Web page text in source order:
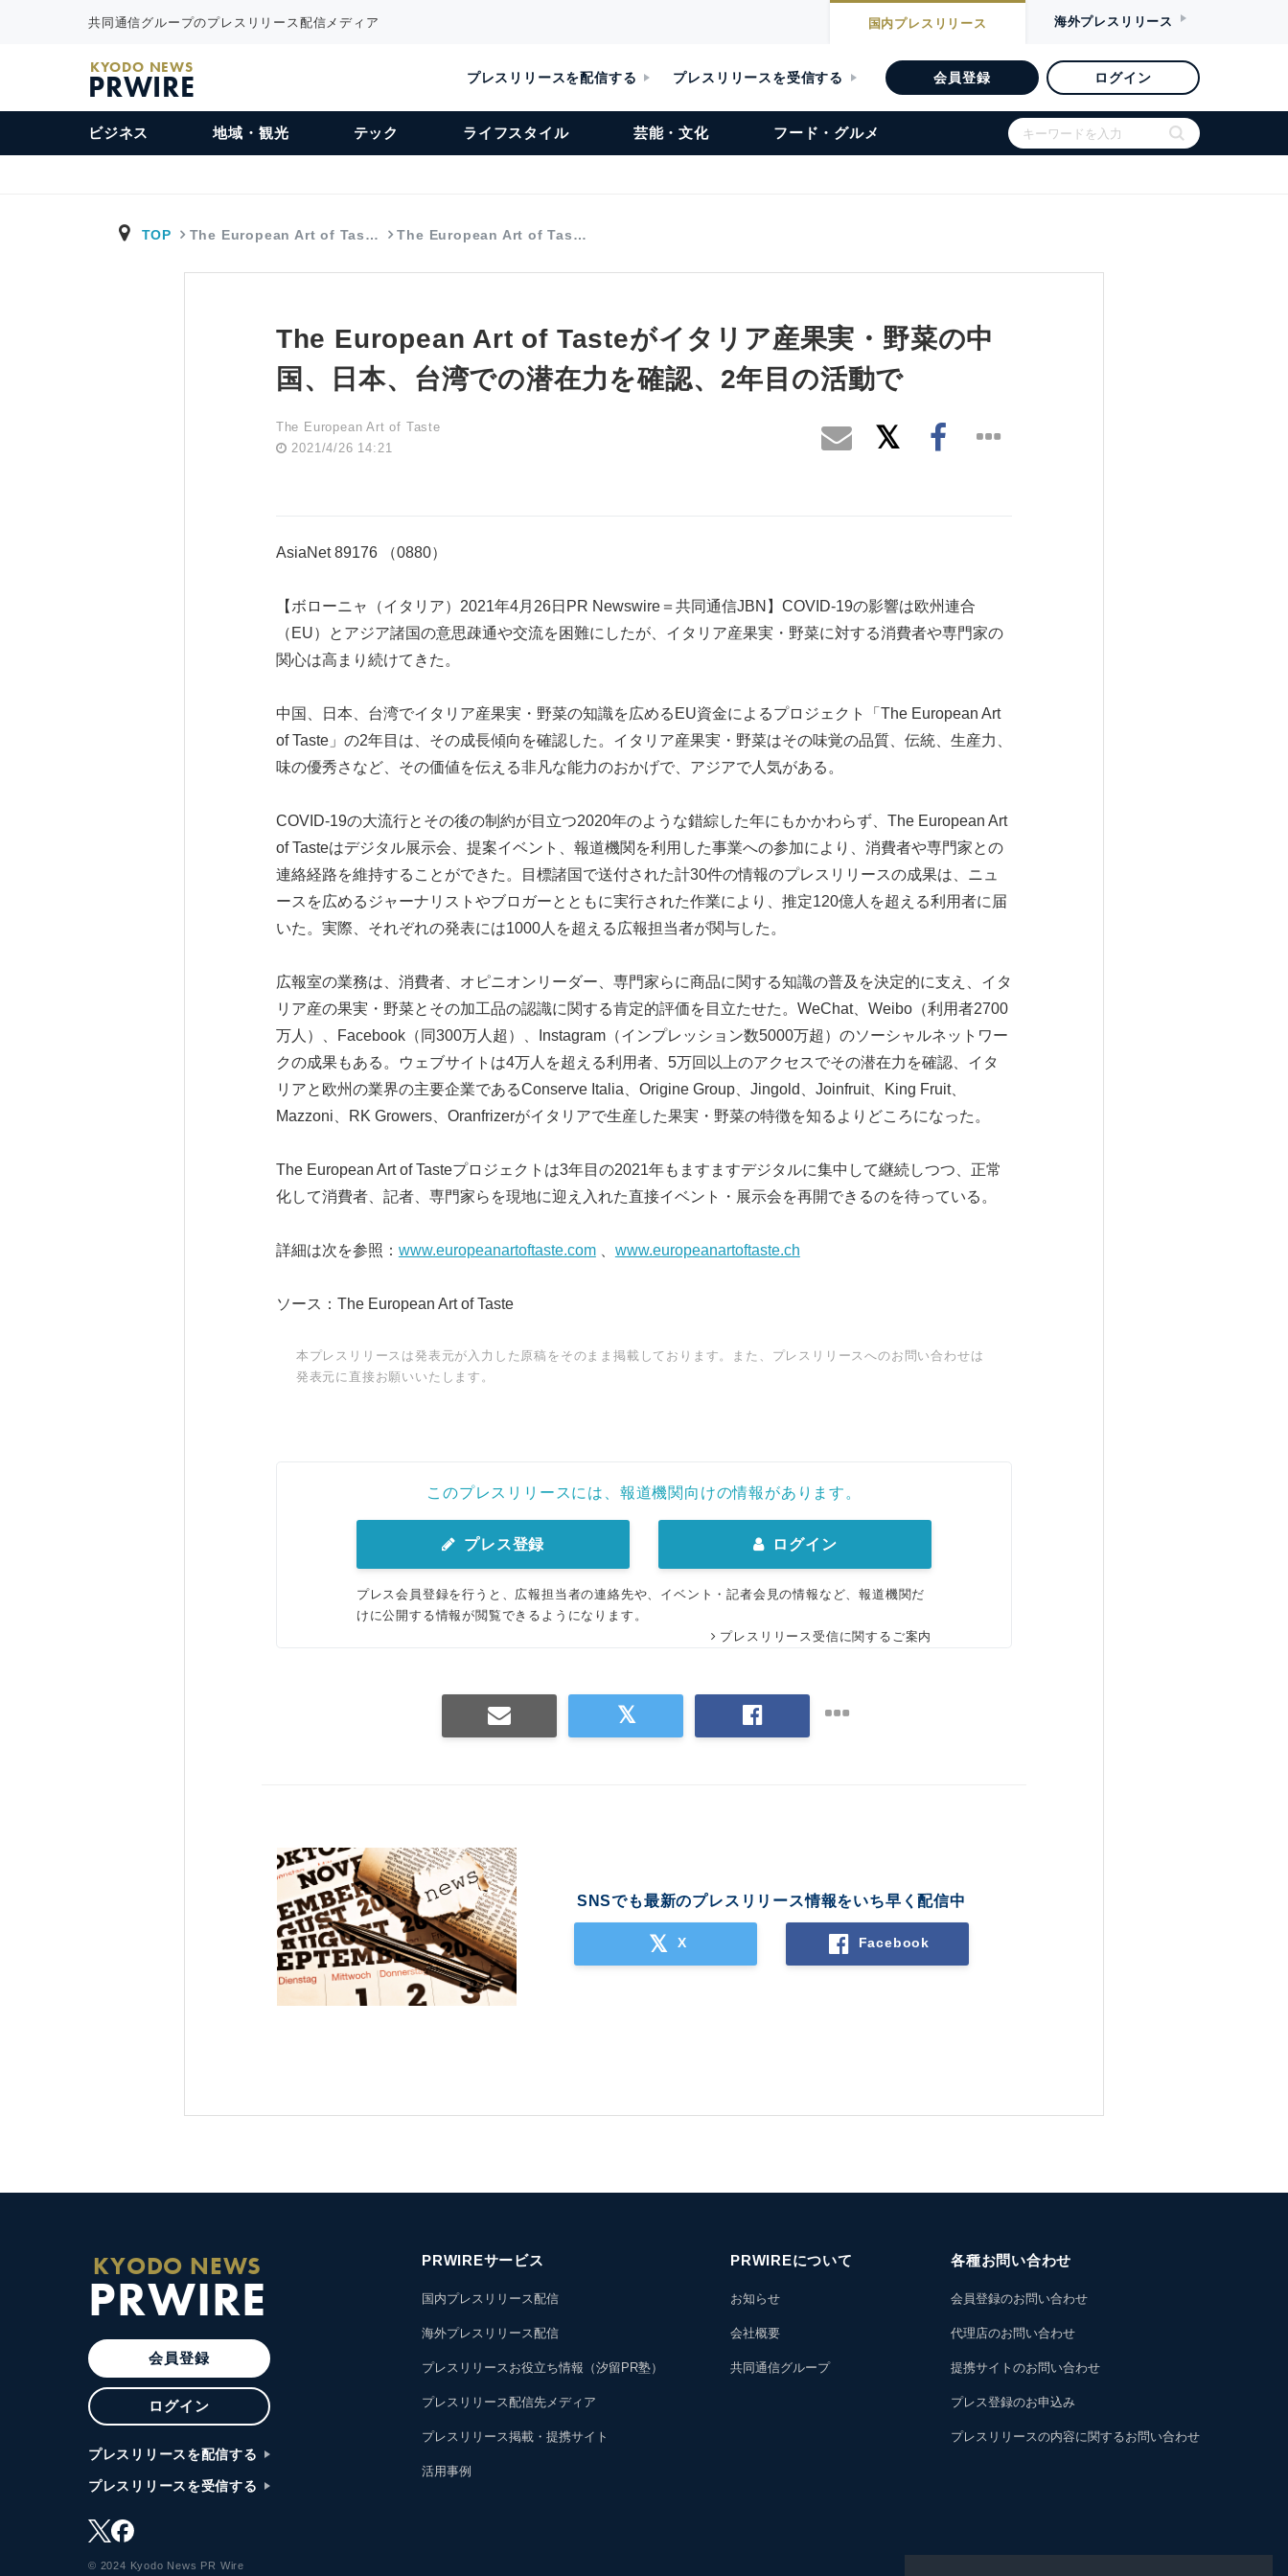
共同通信グループのプレスリリース配信メディア 国内プレスリリース 海外プレスリリース
KYODO NEWS
PRWIRE プレスリリースを配信する プレスリリースを受信する 会員登録 ログイン
ビジネス 地域・観光 テック ライフスタイル 芸能・文化 フード・グルメ
TOP The European Art of Tas… The European Art of Tas…
The European Art of Tasteがイタリア産果実・野菜の中
国、日本、台湾での潜在力を確認、2年目の活動で
The European Art of Taste
2021/4/26 14:21
AsiaNet 89176 （0880）
【ボローニャ（イタリア）2021年4月26日PR Newswire＝共同通信JBN】COVID-19の影響は欧州連合
（EU）とアジア諸国の意思疎通や交流を困難にしたが、イタリア産果実・野菜に対する消費者や専門家の
関心は高まり続けてきた。
中国、日本、台湾でイタリア産果実・野菜の知識を広めるEU資金によるプロジェクト「The European Art
of Taste」の2年目は、その成長傾向を確認した。イタリア産果実・野菜はその味覚の品質、伝統、生産力、
味の優秀さなど、その価値を伝える非凡な能力のおかげで、アジアで人気がある。
COVID-19の大流行とその後の制約が目立つ2020年のような錯綜した年にもかかわらず、The European Art
of Tasteはデジタル展示会、提案イベント、報道機関を利用した事業への参加により、消費者や専門家との
連絡経路を維持することができた。目標諸国で送付された計30件の情報のプレスリリースの成果は、ニュ
ースを広めるジャーナリストやブロガーとともに実行された作業により、推定120億人を超える利用者に届
いた。実際、それぞれの発表には1000人を超える広報担当者が関与した。
広報室の業務は、消費者、オピニオンリーダー、専門家らに商品に関する知識の普及を決定的に支え、イタ
リア産の果実・野菜とその加工品の認識に関する肯定的評価を目立たせた。WeChat、Weibo（利用者2700
万人）、Facebook（同300万人超）、Instagram（インプレッション数5000万超）のソーシャルネットワー
クの成果もある。ウェブサイトは4万人を超える利用者、5万回以上のアクセスでその潜在力を確認、イタ
リアと欧州の業界の主要企業であるConserve Italia、Origine Group、Jingold、Joinfruit、King Fruit、
Mazzoni、RK Growers、Oranfrizerがイタリアで生産した果実・野菜の特徴を知るよりどころになった。
The European Art of Tasteプロジェクトは3年目の2021年もますますデジタルに集中して継続しつつ、正常
化して消費者、記者、専門家らを現地に迎え入れた直接イベント・展示会を再開できるのを待っている。
詳細は次を参照： www.europeanartoftaste.com、 www.europeanartoftaste.ch
ソース：The European Art of Taste
本プレスリリースは発表元が入力した原稿をそのまま掲載しております。また、プレスリリースへのお問い合わせは
発表元に直接お願いいたします。
このプレスリリースには、報道機関向けの情報があります。
プレス登録 ログイン
プレス会員登録を行うと、広報担当者の連絡先や、イベント・記者会見の情報など、報道機関だ
けに公開する情報が閲覧できるようになります。
プレスリリース受信に関するご案内
SNSでも最新のプレスリリース情報をいち早く配信中
X Facebook
KYODO NEWS
PRWIRE
会員登録
ログイン
プレスリリースを配信する
プレスリリースを受信する
© 2024 Kyodo News PR Wire
PRWIREサービス
国内プレスリリース配信
海外プレスリリース配信
プレスリリースお役立ち情報（汐留PR塾）
プレスリリース配信先メディア
プレスリリース掲載・提携サイト
活用事例
PRWIREについて
お知らせ
会社概要
共同通信グループ
各種お問い合わせ
会員登録のお問い合わせ
代理店のお問い合わせ
提携サイトのお問い合わせ
プレス登録のお申込み
プレスリリースの内容に関するお問い合わせ
Japanese